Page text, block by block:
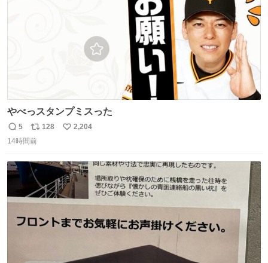
やべっスタンプミスった
返
信
5
リ
ポ
ト
数
128
い
数
2,204
14時間前